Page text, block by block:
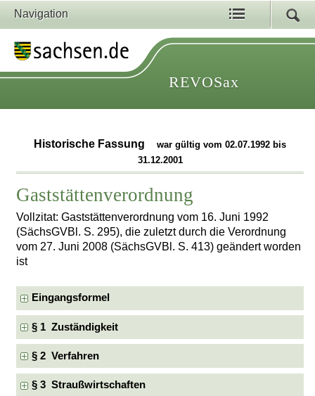
Navigation
REVOSax
Historische Fassung
war gültig vom 02.07.1992 bis
31.12.2001
Gaststättenverordnung
Vollzitat: Gaststättenverordnung vom 16. Juni 1992
(SächsGVBl. S. 295), die zuletzt durch die Verordnung
vom 27. Juni 2008 (SächsGVBl. S. 413) geändert worden
ist
Eingangsformel
§ 1 Zuständigkeit
§ 2 Verfahren
§ 3 Straußwirtschaften